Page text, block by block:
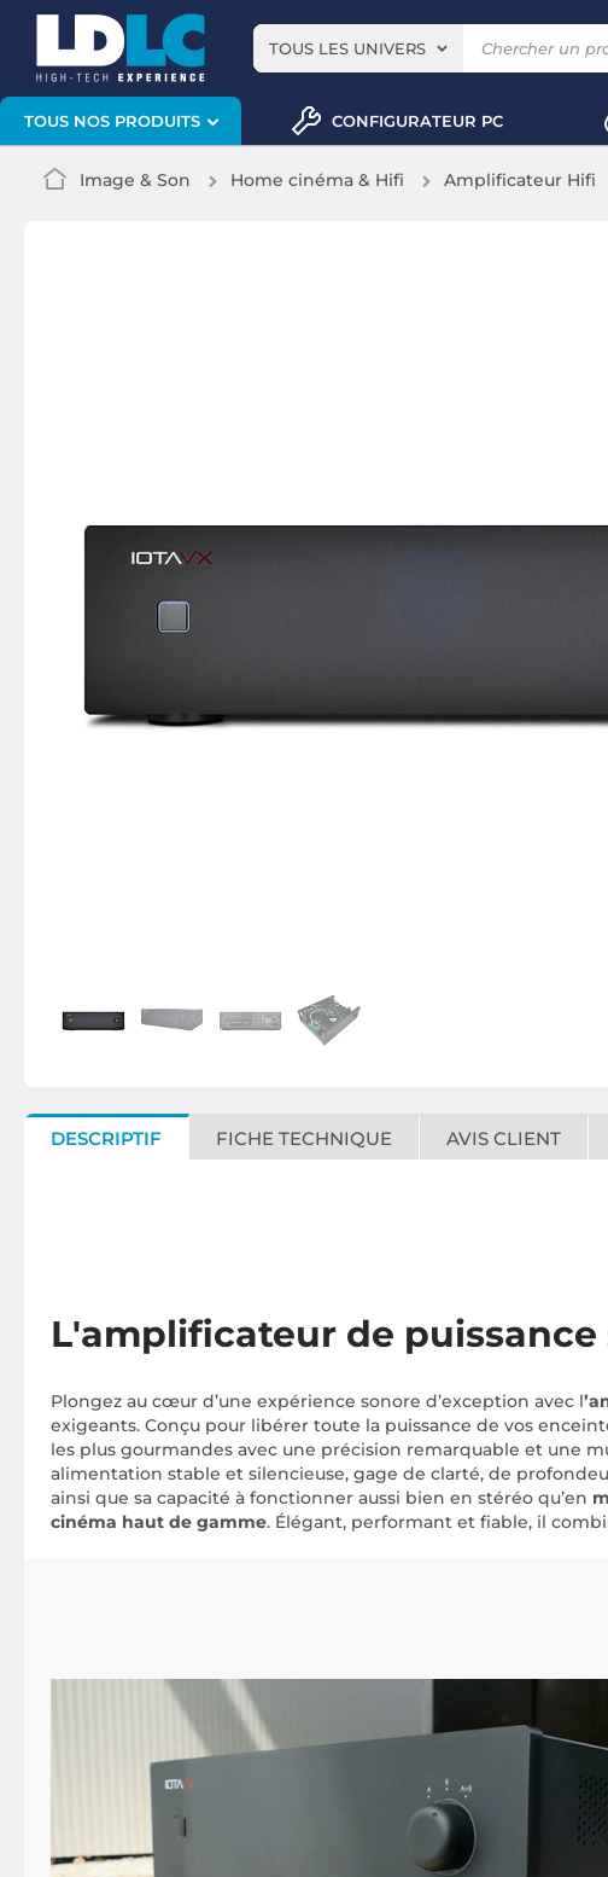
TOUS LES UNIVERS
TOUS NOS PRODUITS CONFIGURATEUR PC
Image & Son Home cinéma & Hifi Amplificateur Hifi
DESCRIPTIF FICHE TECHNIQUE AVIS CLIENT
L'amplificateur de
Plongez au cœur d’une expérience sonore d’exception avec l
exigeants. Conçu pour libérer toute la puissance de vos
les plus gourmandes avec une précision remarquable et une
alimentation stable et silencieuse, gage de clarté, de
ainsi que sa capacité à fonctionner aussi bien en stéréo qu’en
cinéma haut de gamme. Élégant, performant et fiable, il